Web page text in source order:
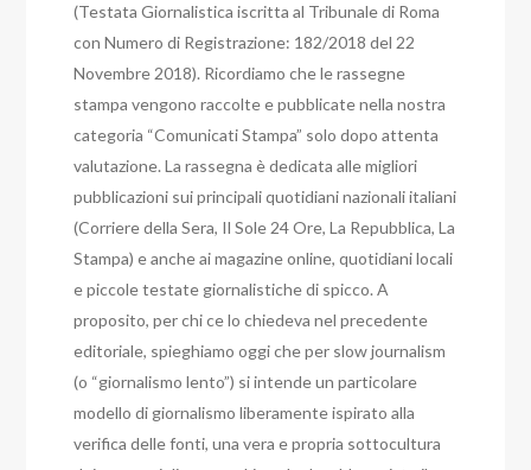
(Testata Giornalistica iscritta al Tribunale di Roma
con Numero di Registrazione: 182/2018 del 22
Novembre 2018). Ricordiamo che le rassegne
stampa vengono raccolte e pubblicate nella nostra
categoria “Comunicati Stampa” solo dopo attenta
valutazione. La rassegna è dedicata alle migliori
pubblicazioni sui principali quotidiani nazionali italiani
(Corriere della Sera, Il Sole 24 Ore, La Repubblica, La
Stampa) e anche ai magazine online, quotidiani locali
e piccole testate giornalistiche di spicco. A
proposito, per chi ce lo chiedeva nel precedente
editoriale, spieghiamo oggi che per slow journalism
(o “giornalismo lento”) si intende un particolare
modello di giornalismo liberamente ispirato alla
verifica delle fonti, una vera e propria sottocultura